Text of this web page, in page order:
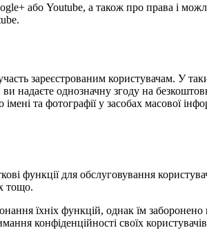
або Youtube, а також про права і
зареєстрованим користувачам. У
надаєте однозначну згоду на
та фотографії у засобах масової
функції для обслуговування
тощо.
їхніх функцій, однак їм
конфіденційності своїх